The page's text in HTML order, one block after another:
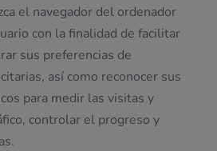
el navegador del ordenador
con la finalidad de facilitar
sus preferencias de
así como reconocer sus
para medir las visitas y
controlar el progreso y